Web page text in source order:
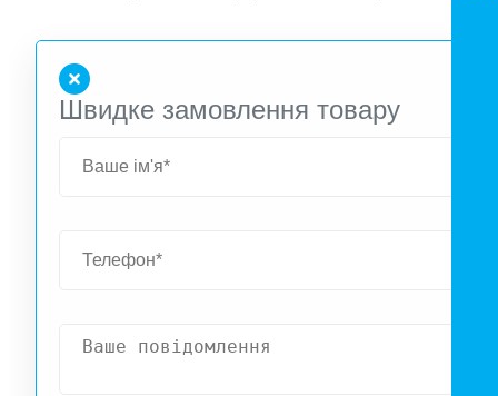
Density" и "Cold Catalist", режим ПДУ "Favorite
Эффективный, охватывающий "Wide" воздушный поток
Швидке замовлення товару